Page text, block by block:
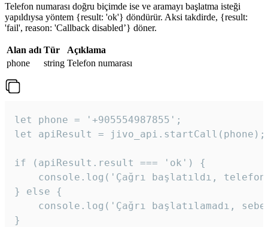
Telefon numarası doğru biçimde ise ve aramayı başlatma isteği
yapıldıysa yöntem {result: 'ok'} döndürür. Aksi takdirde, {result:
'fail', reason: 'Callback disabled’} döner.
Alan adı Tür
Açıklama
phone
string Telefon numarası
let phone = '+905554987855';
let apiResult = jivo_api.startCall(phone);
if (apiResult.result === 'ok') {
console.log('Çağrı başlatıldı,
} else {
console.log('Çağrı başlatılamadı,
}